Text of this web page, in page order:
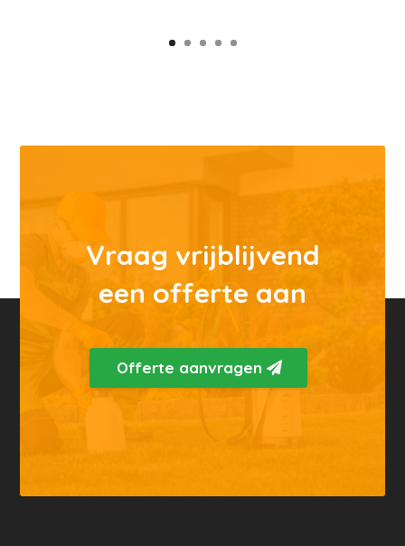
Vraag vrijblijvend
een offerte aan
Offerte aanvragen